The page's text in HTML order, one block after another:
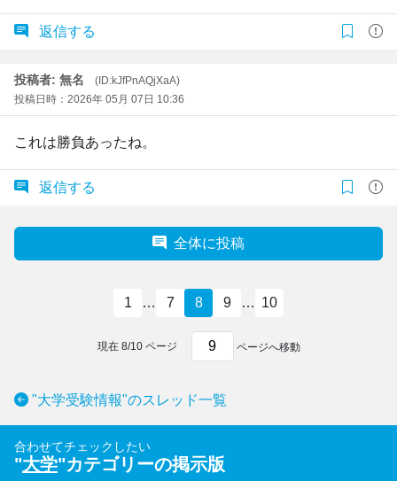
返信する
投稿者: 無名
(ID:kJfPnAQjXaA)
投稿日時：2026年 05月 07日 10:36
これは勝負あったね。
返信する
全体に投稿
1 … 7 8 9 … 10
現在 8/10 ページ ページへ移動
"大学受験情報"のスレッド一覧
合わせてチェックしたい
"大学"カテゴリーの掲示版